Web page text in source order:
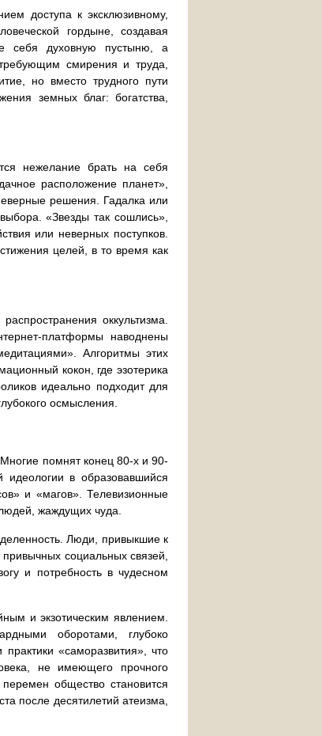
доступа к эксклюзивному,
гордыне, создавая
себя духовную пустыню, а
смирения и труда,
но вместо трудного пути
земных благ: богатства,
нежелание брать на себя
расположение планет»,
решения. Гадалка или
«Звезды так сошлись»,
или неверных поступков.
целей, в то время как
оккультизма.
платформы наводнены
Алгоритмы этих
кокон, где эзотерика
идеально подходит для
осмысления.
помнят конец 80-х и 90-
идеологии в образовавшийся
и «магов». Телевизионные
жаждущих чуда.
Люди, привыкшие к
социальных связей,
и потребность в чудесном
и экзотическим явлением.
оборотами, глубоко
«саморазвития», что
не имеющего прочного
общество становится
после десятилетий атеизма,